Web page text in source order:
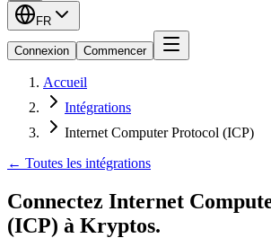
FR
Connexion Commencer
Accueil
Intégrations
Internet Computer Protocol (ICP)
← Toutes les intégrations
Connectez Internet
(ICP) à Kryptos.